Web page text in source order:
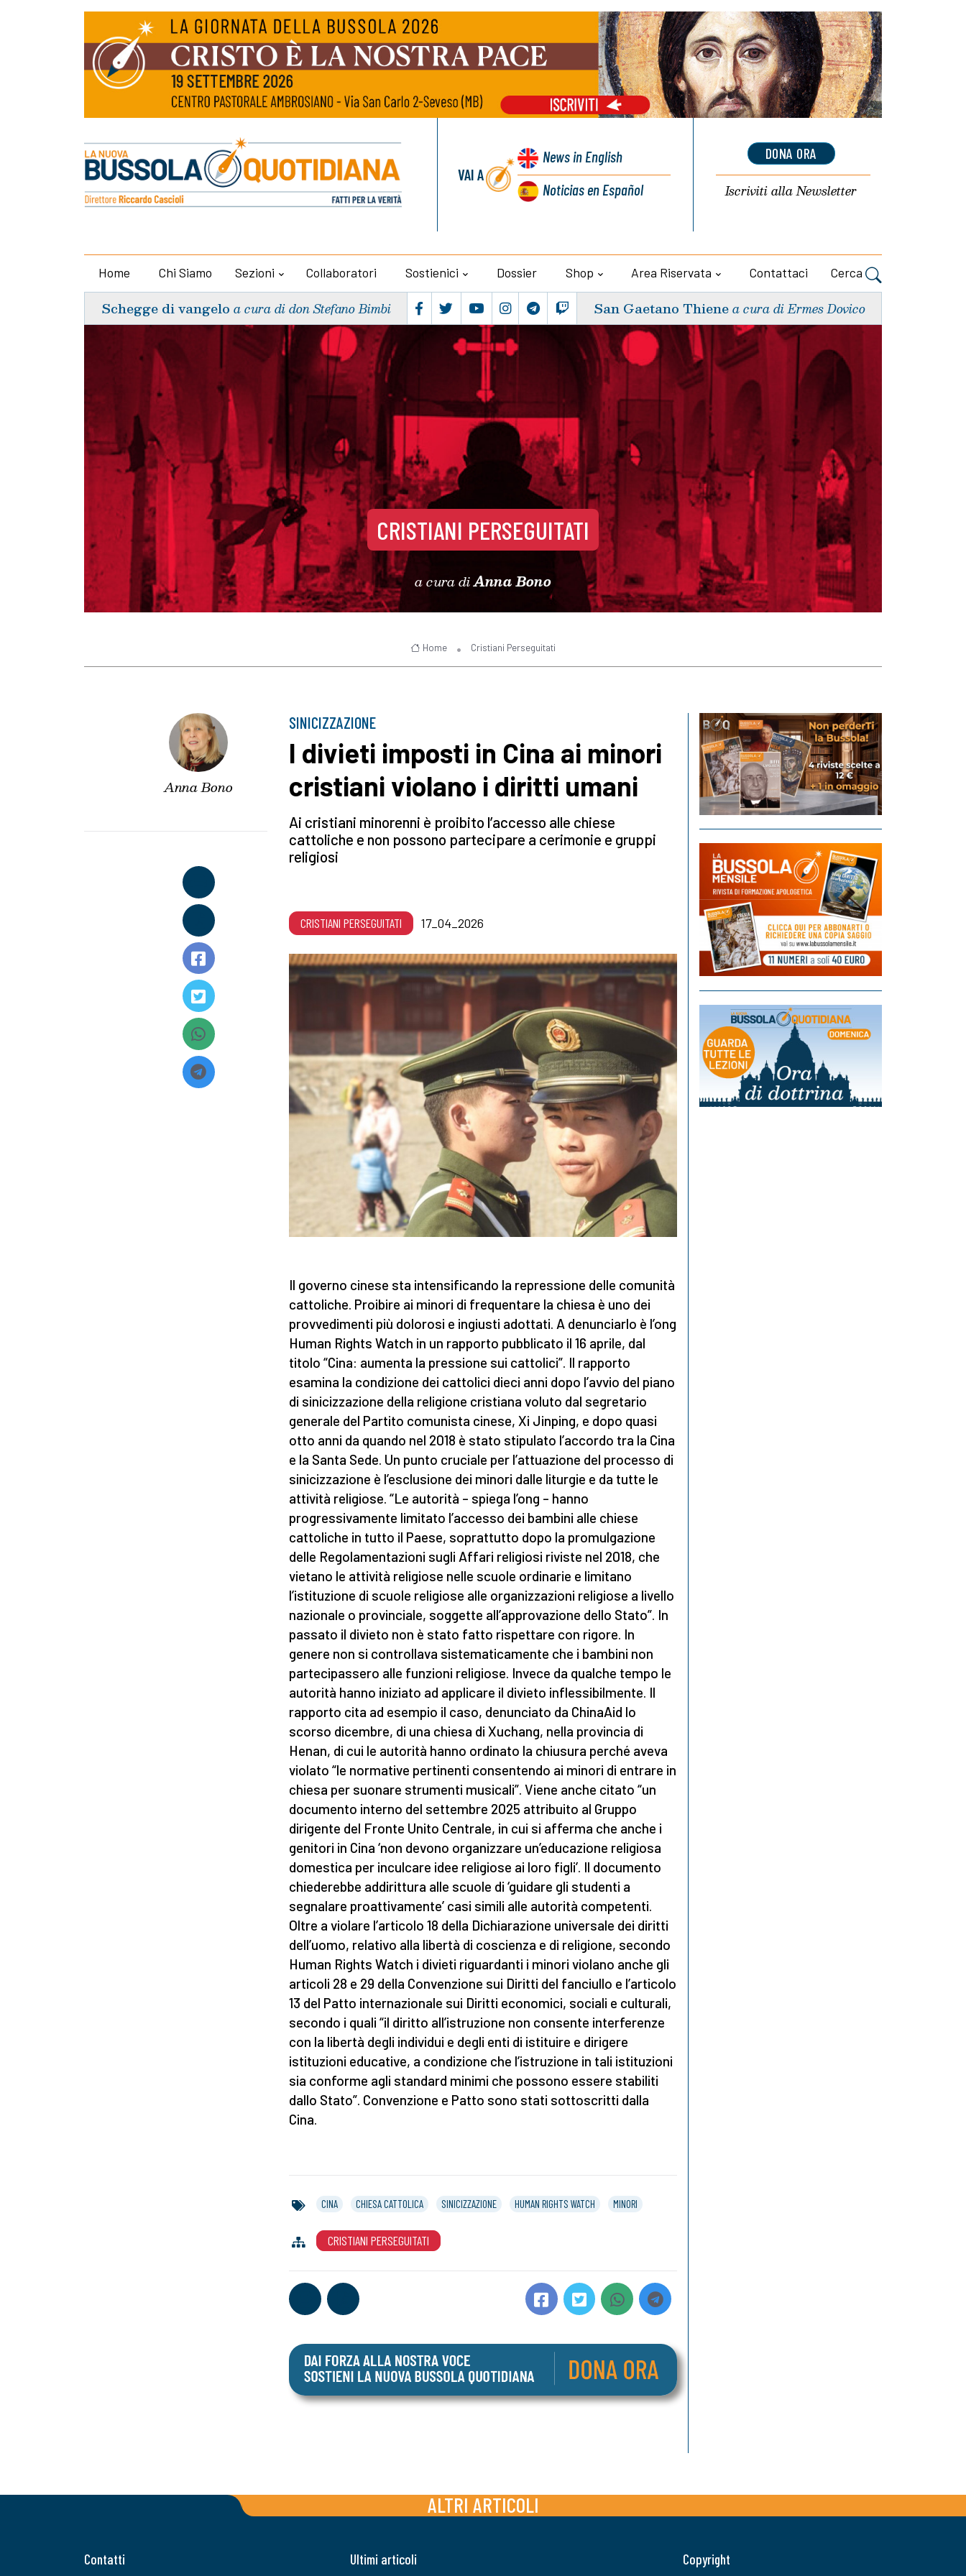
VAI A
Newsin English
Noticiasen Español
DONA ORA
Iscriviti allaNewsletter
Home Chi Siamo Sezioni Collaboratori Sostienici Dossier Shop Area Riservata Contattaci Cerca
Schegge di vangelo a cura di don Stefano Bimbi San Gaetano Thiene a cura di Ermes Dovico
CRISTIANI PERSEGUITATI
a cura diAnna Bono
Home Cristiani Perseguitati
Anna Bono
SINICIZZAZIONE
I divieti imposti in Cina ai minori
cristiani violano i diritti umani
Ai cristiani minorenni è proibito l’accesso alle chiese
cattoliche e non possono partecipare a cerimonie e gruppi
religiosi
CRISTIANI PERSEGUITATI 17_04_2026
Il governo cinese sta intensificando la repressione delle comunità
cattoliche. Proibire ai minori di frequentare la chiesa è uno dei
provvedimenti più dolorosi e ingiusti adottati. A denunciarlo è l’ong
Human Rights Watch in un rapporto pubblicato il 16 aprile, dal
titolo “Cina: aumenta la pressione sui cattolici”. Il rapporto
esamina la condizione dei cattolici dieci anni dopo l’avvio del piano
di sinicizzazione della religione cristiana voluto dal segretario
generale del Partito comunista cinese, Xi Jinping, e dopo quasi
otto anni da quando nel 2018 è stato stipulato l’accordo tra la Cina
e la Santa Sede. Un punto cruciale per l’attuazione del processo di
sinicizzazione è l’esclusione dei minori dalle liturgie e da tutte le
attività religiose. “Le autorità – spiega l’ong – hanno
progressivamente limitato l’accesso dei bambini alle chiese
cattoliche in tutto il Paese, soprattutto dopo la promulgazione
delle Regolamentazioni sugli Affari religiosi riviste nel 2018, che
vietano le attività religiose nelle scuole ordinarie e limitano
l’istituzione di scuole religiose alle organizzazioni religiose a livello
nazionale o provinciale, soggette all’approvazione dello Stato”. In
passato il divieto non è stato fatto rispettare con rigore. In
genere non si controllava sistematicamente che i bambini non
partecipassero alle funzioni religiose. Invece da qualche tempo le
autorità hanno iniziato ad applicare il divieto inflessibilmente. Il
rapporto cita ad esempio il caso, denunciato da ChinaAid lo
scorso dicembre, di una chiesa di Xuchang, nella provincia di
Henan, di cui le autorità hanno ordinato la chiusura perché aveva
violato “le normative pertinenti consentendo ai minori di entrare in
chiesa per suonare strumenti musicali”. Viene anche citato “un
documento interno del settembre 2025 attribuito al Gruppo
dirigente del Fronte Unito Centrale, in cui si afferma che anche i
genitori in Cina ‘non devono organizzare un’educazione religiosa
domestica per inculcare idee religiose ai loro figli’. Il documento
chiederebbe addirittura alle scuole di ‘guidare gli studenti a
segnalare proattivamente’ casi simili alle autorità competenti.
Oltre a violare l’articolo 18 della Dichiarazione universale dei diritti
dell’uomo, relativo alla libertà di coscienza e di religione, secondo
Human Rights Watch i divieti riguardanti i minori violano anche gli
articoli 28 e 29 della Convenzione sui Diritti del fanciullo e l’articolo
13 del Patto internazionale sui Diritti economici, sociali e culturali,
secondo i quali “il diritto all’istruzione non consente interferenze
con la libertà degli individui e degli enti di istituire e dirigere
istituzioni educative, a condizione che l’istruzione in tali istituzioni
sia conforme agli standard minimi che possono essere stabiliti
dallo Stato”. Convenzione e Patto sono stati sottoscritti dalla
Cina.
CINA CHIESA CATTOLICA SINICIZZAZIONE HUMAN RIGHTS WATCH MINORI
CRISTIANI PERSEGUITATI
ALTRI ARTICOLI
Contatti Ultimi articoli Copyright